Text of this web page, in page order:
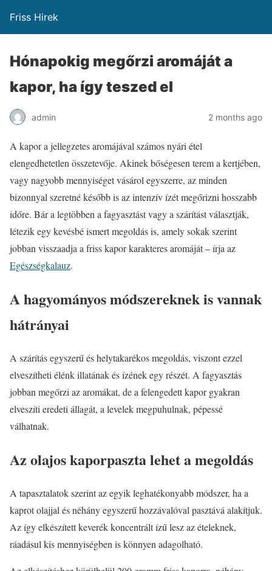
Friss Hirek
Hónapokig megőrzi aromáját a
kapor, ha így teszed el
admin 2 months ago
A kapor a jellegzetes aromájával számos nyári étel
elengedhetetlen összetevője. Akinek bőségesen terem a kertjében,
vagy nagyobb mennyiséget vásárol egyszerre, az minden
bizonnyal szeretné később is az intenzív ízét megőrizni hosszabb
időre. Bár a legtöbben a fagyasztást vagy a szárítást választják,
létezik egy kevésbé ismert megoldás is, amely sokak szerint
jobban visszaadja a friss kapor karakteres aromáját – írja az
Egészségkalauz.
A hagyományos módszereknek is vannak
hátrányai
A szárítás egyszerű és helytakarékos megoldás, viszont ezzel
elveszítheti élénk illatának és ízének egy részét. A fagyasztás
jobban megőrzi az aromákat, de a felengedett kapor gyakran
elveszíti eredeti állagát, a levelek megpuhulnak, pépessé
válhatnak.
Az olajos kaporpaszta lehet a megoldás
A tapasztalatok szerint az egyik leghatékonyabb módszer, ha a
kaprot olajjal és néhány egyszerű hozzávalóval pasztává alakítjuk.
Az így elkészített keverék koncentrált ízű lesz az ételeknek,
ráadásul kis mennyiségben is könnyen adagolható.